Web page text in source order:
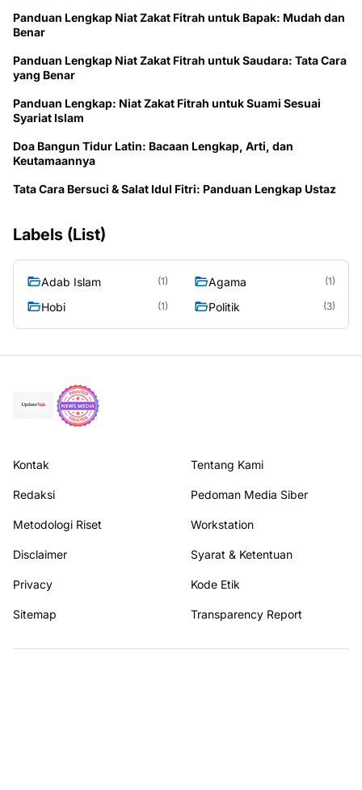
Panduan Lengkap Niat Zakat Fitrah untuk Bapak: Mudah dan
Benar
Panduan Lengkap Niat Zakat Fitrah untuk Saudara: Tata Cara
yang Benar
Panduan Lengkap: Niat Zakat Fitrah untuk Suami Sesuai
Syariat Islam
Doa Bangun Tidur Latin: Bacaan Lengkap, Arti, dan
Keutamaannya
Tata Cara Bersuci & Salat Idul Fitri: Panduan Lengkap Ustaz
Labels (List)
Adab Islam (1) Agama (1)
Hobi (1) Politik (3)
Kontak Tentang Kami
Redaksi Pedoman Media Siber
Metodologi Riset Workstation
Disclaimer Syarat & Ketentuan
Privacy Kode Etik
Sitemap Transparency Report